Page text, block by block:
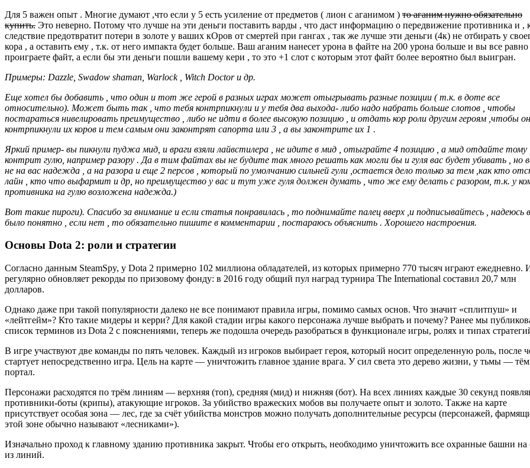
Для 5 важен опыт . Многие думают ,что если у 5 есть усиление от предметов ( лион с аганимом ) то аганим нужно обязательно
купить. Это неверно. Потому что лучше на эти деньги поставить варды , что даст информацию о передвижение противника и ,
следствие предотвратит потери в золоте у ваших кОров от смертей при гангах , так же лучше эти деньги (4к) не отбирать у
кора , а оставить ему , т.к. от него импакта будет больше. Ваш аганим нанесет урона в файте на 200 урона больше и вы все равно
проиграете файт, а если бы эти деньги пошли вашему кери , то это +1 слот с которым этот файт более вероятно был выигран.
Примеры: Dazzle, Swadow shaman, Warlock , Witch Doctor и др.
Еще хотел бы добавить , что один и тот же герой в разных играх может отыгрывать разные позиции ( т.к. в доте все
относительно). Может быть так , что тебя контрпикнули и у тебя два выхода- либо надо набрать больше слотов , чтобы
постараться нивелировать преимущество
либо не идти в более высокую позицию , и отдать кор роли другим героям ,чтобы
контрпикнули их коров и тем самым они законтрят сапорта или 3 , а вы законтрите их 1 .
Яркий пример- вы пикнули пуджа мид, и враги взяли лайвстилера , не идите в мид , отыграйте 4 позицию , а мид отдайте
контрит гулю, например разору . Да в тим файтах вы не будите так много решать как могли бы и гуля вас будет убивать , но
не на вас надежда , а на разора и еще 2 персов , который по умолчанию сильней гули ,остается дело только за тем ,как кто
лайн , кто что выфармит и др, но преимущество у вас и тут уже гуля должен думать , что же ему делать с разором, т.к. у
противника на гулю возложена надежда.)
Вот такие пироги). Спасибо за внимание и если статья понравилась , то поднимайте палец вверх ,и подписывайтесь , надеюсь
было понятно , если нет , то обязательно пишите в комментарии , постараюсь объяснить . Хорошего настроения.
Основы Dota 2: роли и стратегии
Согласно данным SteamSpy, у Dota 2 примерно 102 миллиона обладателей, из которых примерно 770 тысяч играют ежедневно.
регулярно обновляет рекорды по призовому фонду: в 2016 году общий пул наград турнира The International составил 20,7 млн
долларов.
Однако даже при такой популярности далеко не все понимают правила игры, помимо самых основ. Что значит «сплитпуш» и
«лейтгейм»? Кто такие мидеры и керри? Для какой стадии игры какого персонажа лучше выбрать и почему? Ранее мы
список терминов из Dota 2 с пояснениями, теперь же подошла очередь разобраться в функционале игры, ролях и типах
В игре участвуют две команды по пять человек. Каждый из игроков выбирает героя, который носит определенную роль, после
стартует непосредственно игра. Цель на карте — уничтожить главное здание врага. У сил света это дерево жизни, у тьмы —
портал.
Персонажи расходятся по трём линиям — верхняя (топ), средняя (мид) и нижняя (бот). На всех линиях каждые 30 секунд
противники-боты (крипы), атакующие игроков. За убийство вражеских мобов вы получаете опыт и золото. Также на карте
присутствует особая зона — лес, где за счёт убийства монстров можно получать дополнительные ресурсы (персонажей,
этой зоне обычно называют «лесниками»).
Изначально проход к главному зданию противника закрыт. Чтобы его открыть, необходимо уничтожить все охранные башни на
из линий.